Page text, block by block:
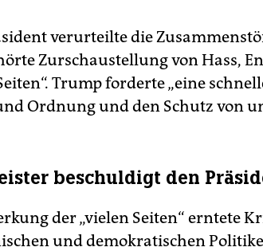
verurteilte die
Zurschaustellung von Hass,
Trump forderte „eine
Ordnung und den Schutz von
beschuldigt den
der „vielen Seiten“ erntete
und demokratischen